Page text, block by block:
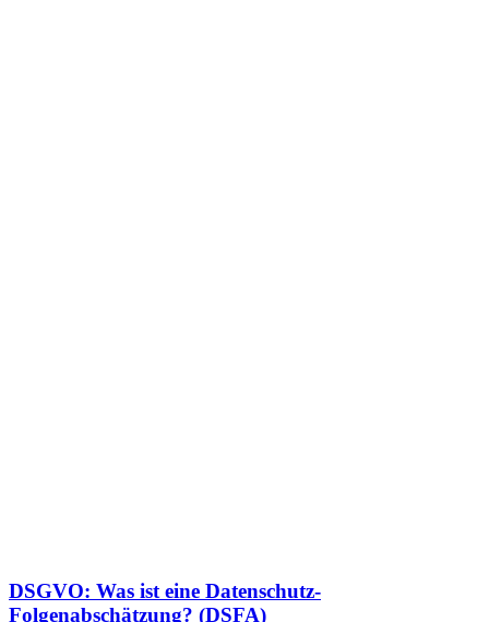
DSGVO: Was ist eine Datenschutz-
Folgenabschätzung? (DSFA)